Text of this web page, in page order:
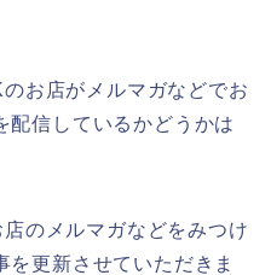
お店がメルマガなどでお
配信しているかどうかは
のメルマガなどをみつけ
を更新させていただきま